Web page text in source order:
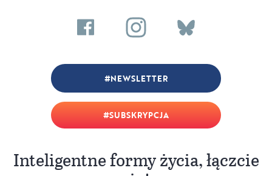
SUBSKRYPCJA
NEWSLETTER
Inteligentne formy życia, łączcie